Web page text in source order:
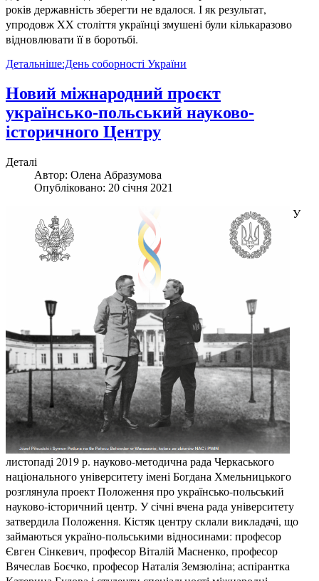
років державність зберегти не вдалося. І як результат,
упродовж XX століття українці змушені були кількаразово
відновлювати її в боротьбі.
Детальніше:День соборності України
Новий міжнародний проєкт
українсько-польський науково-
історичного Центру
Деталі
Автор: Олена Абразумова
Опубліковано: 20 січня 2021
У
листопаді 2019 р. науково-методична рада Черкаського
національного університету імені Богдана Хмельницького
розглянула проект Положення про українсько-польський
науково-історичний центр. У січні вчена рада університету
затвердила Положення. Кістяк центру склали викладачі, що
займаються україно-польськими відносинами: професор
Євген Сінкевич, професор Віталій Масненко, професор
Вячеслав Боєчко, професор Наталія Земзюліна; аспірантка